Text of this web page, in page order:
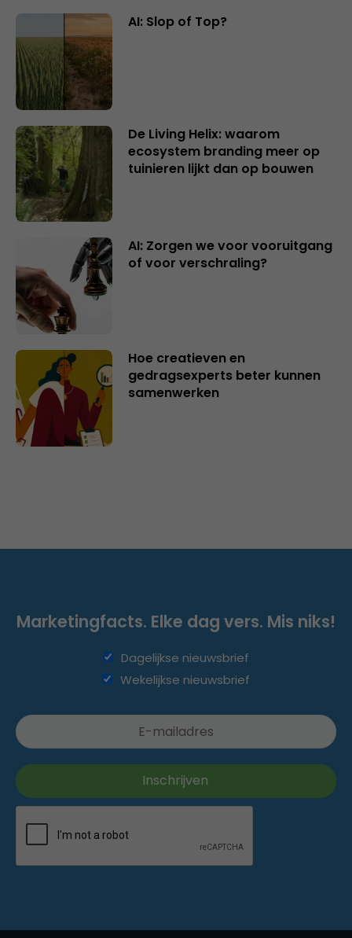
AI: Slop of Top?
De Living Helix: waarom
ecosystem branding meer op
tuinieren lijkt dan op bouwen
AI: Zorgen we voor vooruitgang
of voor verschraling?
Hoe creatieven en
gedragsexperts beter kunnen
samenwerken
Marketingfacts. Elke dag vers. Mis niks!
Dagelijkse nieuwsbrief
Wekelijkse nieuwsbrief